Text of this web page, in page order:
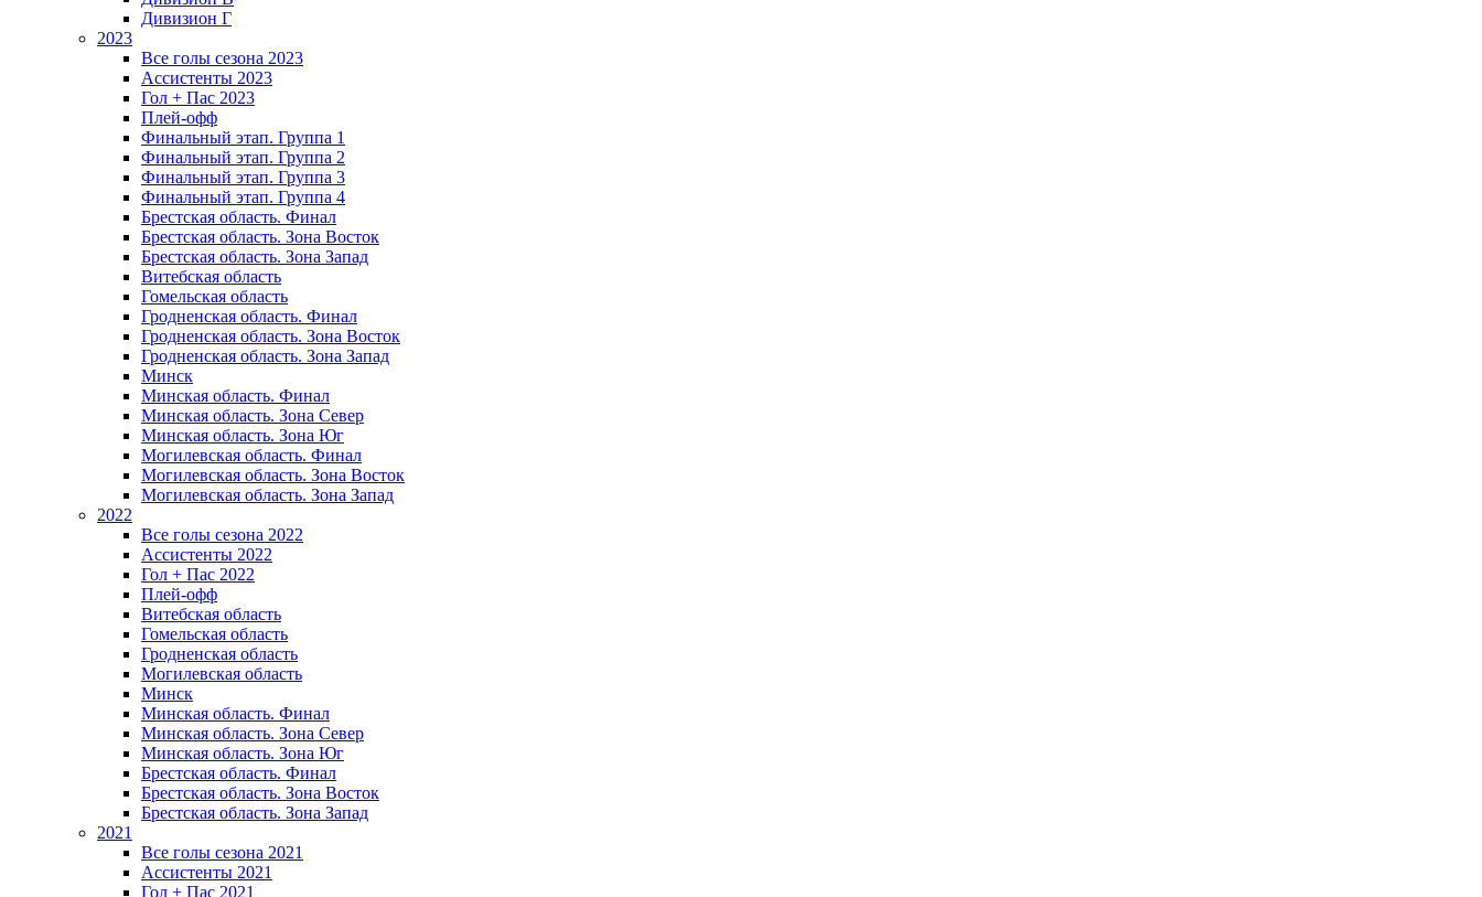
Дивизион Г
2023
Все голы сезона 2023
Ассистенты 2023
Гол + Пас 2023
Плей-офф
Финальный этап. Группа 1
Финальный этап. Группа 2
Финальный этап. Группа 3
Финальный этап. Группа 4
Брестская область. Финал
Брестская область. Зона Восток
Брестская область. Зона Запад
Витебская область
Гомельская область
Гродненская область. Финал
Гродненская область. Зона Восток
Гродненская область. Зона Запад
Минск
Минская область. Финал
Минская область. Зона Север
Минская область. Зона Юг
Могилевская область. Финал
Могилевская область. Зона Восток
Могилевская область. Зона Запад
2022
Все голы сезона 2022
Ассистенты 2022
Гол + Пас 2022
Плей-офф
Витебская область
Гомельская область
Гродненская область
Могилевская область
Минск
Mинская область. Финал
Минская область. Зона Север
Минская область. Зона Юг
Брестская область. Финал
Брестская область. Зона Восток
Брестская область. Зона Запад
2021
Все голы сезона 2021
Ассистенты 2021
Гол + Пас 2021